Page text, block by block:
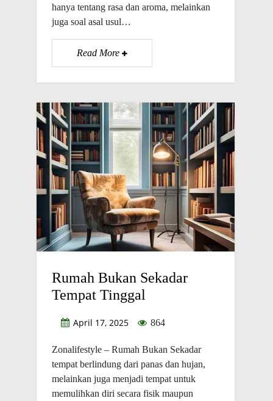
hanya tentang rasa dan aroma, melainkan
juga soal asal usul…
Read More
Rumah Bukan Sekadar
Tempat Tinggal
April 17, 2025 864
Zonalifestyle – Rumah Bukan Sekadar
tempat berlindung dari panas dan hujan,
melainkan juga menjadi tempat untuk
memulihkan diri secara fisik maupun